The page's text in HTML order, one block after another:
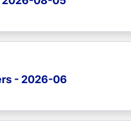
- 2026-06